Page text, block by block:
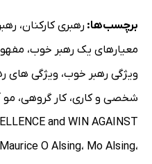
بخش هفتم: عواقب ناخواسته
پرسشنامه تصمیم‌گیری
ﺁزمایش طراحی شده
نتایج ﺁزمایش طراحی شده برای
تصمیمات برنامه‌ریزی‌شده در
برچسب‌ها: رهبری کارکنان،
معیارهای یک رهبر خوب،
ویژگی رهبر خوب، ویژگی های
شخصی و کاری،کار گروهی، مو
and WIN AGAINST
Maurice O Alsing، Mo Alsing،